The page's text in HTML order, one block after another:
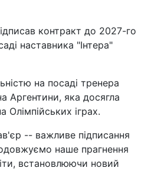
контракт до 2027-го
наставника "Інтера"
на посаді тренера
Аргентини, яка досягла
Олімпійських іграх.
-- важливе підписання
наше прагнення
встановлюючи новий